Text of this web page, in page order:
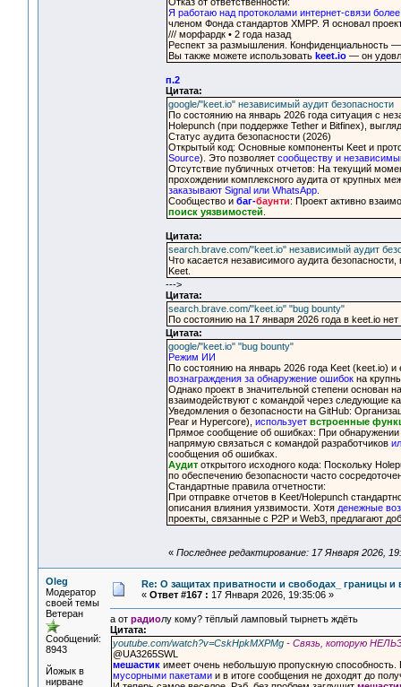
Я работаю над протоколами интернет-связи более
членом Фонда стандартов XMPP. Я основал
/// морфардк • 2 года назад
Респект за размышления. Конфиденциальность
Вы также можете использовать keet.io — он
п.2
Цитата:
google/"keet.io" независимый аудит безопасности
По состоянию на январь 2026 года ситуация с
Holepunch (при поддержке Tether и Bitfinex),
Статус аудита безопасности (2026)
Открытый код: Основные компоненты Keet и
Source). Это позволяет сообществу и
Отсутствие публичных отчетов: На текущий
прохождении комплексного аудита от крупных
заказывают Signal или WhatsApp
Сообщество и баг-баунти: Проект активно
поиск уязвимостей
Цитата:
search.brave.com/"keet.io" независимый аудит
Что касается независимого аудита
Keet.
--->
Цитата:
search.brave.com/"keet.io" "bug bounty"
По состоянию на 17 января 2026 года в keet.io
Цитата:
google/"keet.io" "bug bounty"
Режим ИИ
По состоянию на январь 2026 года Keet (keet.io)
вознаграждения за обнаружение ошибок на
Однако проект в значительной степени основан
взаимодействуют с командой через следующие
Уведомления о безопасности на GitHub:
Pear и Hypercore), использует встроенные
Прямое сообщение об ошибках: При обнаружении
напрямую связаться с командой разработчиков
сообщения об ошибках.
Аудит открытого исходного кода: Поскольку
по обеспечению безопасности часто
Стандартные правила отчетности:
При отправке отчетов в Keet/Holepunch
описания влияния уязвимости. Хотя денежные
проекты, связанные с P2P и Web3, предлагают
« Последнее редактирование: 17 Января 2026,
Oleg
Модератор
своей темы
Ветеран
Сообщений:
8943
Йожык в
нирване
Re: О защитах приватности и свободах_ границы и
« Ответ #167 : 17 Января 2026, 19:35:06 »
а от радиолу кому? тёплый ламповый тырнетъ ждёть
Цитата:
youtube.com/watch?v=CskHpkMXPMg - Связь, которую
@UA3265SWL
мешастик имеет очень небольшую пропускную способность.
мусорными пакетами и в итоге сообщения не доходят до